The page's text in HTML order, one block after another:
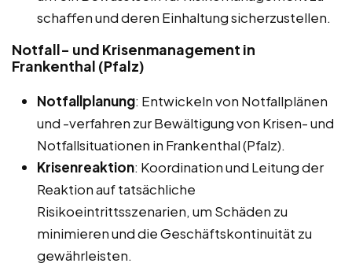
schaffen und deren Einhaltung sicherzustellen.
Notfall- und Krisenmanagement in
Frankenthal (Pfalz)
Notfallplanung: Entwickeln von Notfallplänen
und -verfahren zur Bewältigung von Krisen- und
Notfallsituationen in Frankenthal (Pfalz).
Krisenreaktion: Koordination und Leitung der
Reaktion auf tatsächliche
Risikoeintrittsszenarien, um Schäden zu
minimieren und die Geschäftskontinuität zu
gewährleisten.